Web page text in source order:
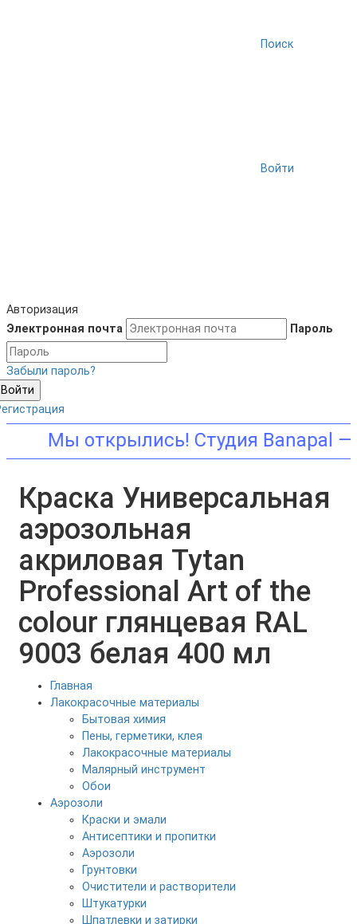
Поиск
Войти
Авторизация
Электронная почта
Пароль
Забыли пароль?
Войти
клиенты, в апреле мы
Краска Универсальная
аэрозольная
акриловая Tytan
Professional Art of the
colour глянцевая RAL
9003 белая 400 мл
Главная
Лакокрасочные материалы
Бытовая химия
Пены, герметики, клея
Лакокрасочные материалы
Малярный инструмент
Обои
Аэрозоли
Краски и эмали
Антисептики и пропитки
Аэрозоли
Грунтовки
Очистители и растворители
Штукатурки
Шпатлевки и затирки